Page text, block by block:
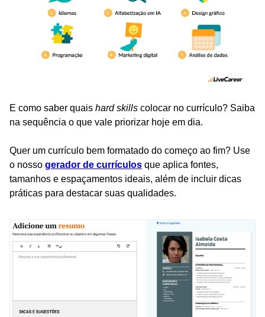
E como saber quais hard skills colocar no currículo? Saiba
na sequência o que vale priorizar hoje em dia.
Quer um currículo bem formatado do começo ao fim? Use
o nosso gerador de currículos que aplica fontes,
tamanhos e espaçamentos ideais, além de incluir dicas
práticas para destacar suas qualidades.